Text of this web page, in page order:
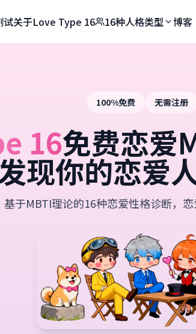
试关于Love Type 16 16种人格类型 博客
100%免费 无需注册
16免费恋爱
现你的恋爱
基于MBTI理论的16种恋爱性格诊断，